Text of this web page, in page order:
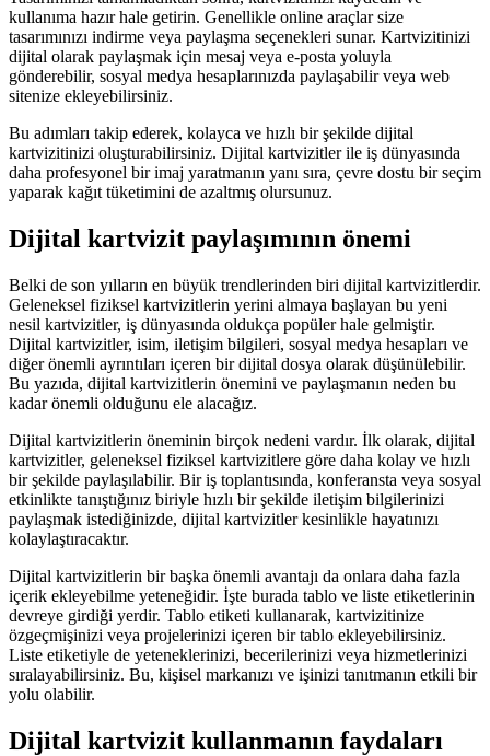
kullanıma hazır hale getirin. Genellikle online araçlar size
tasarımınızı indirme veya paylaşma seçenekleri sunar. Kartvizitinizi
dijital olarak paylaşmak için mesaj veya e-posta yoluyla
gönderebilir, sosyal medya hesaplarınızda paylaşabilir veya web
sitenize ekleyebilirsiniz.
Bu adımları takip ederek, kolayca ve hızlı bir şekilde dijital
kartvizitinizi oluşturabilirsiniz. Dijital kartvizitler ile iş dünyasında
daha profesyonel bir imaj yaratmanın yanı sıra, çevre dostu bir seçim
yaparak kağıt tüketimini de azaltmış olursunuz.
Dijital kartvizit paylaşımının önemi
Belki de son yılların en büyük trendlerinden biri dijital kartvizitlerdir.
Geleneksel fiziksel kartvizitlerin yerini almaya başlayan bu yeni
nesil kartvizitler, iş dünyasında oldukça popüler hale gelmiştir.
Dijital kartvizitler, isim, iletişim bilgileri, sosyal medya hesapları ve
diğer önemli ayrıntıları içeren bir dijital dosya olarak düşünülebilir.
Bu yazıda, dijital kartvizitlerin önemini ve paylaşmanın neden bu
kadar önemli olduğunu ele alacağız.
Dijital kartvizitlerin öneminin birçok nedeni vardır. İlk olarak, dijital
kartvizitler, geleneksel fiziksel kartvizitlere göre daha kolay ve hızlı
bir şekilde paylaşılabilir. Bir iş toplantısında, konferansta veya sosyal
etkinlikte tanıştığınız biriyle hızlı bir şekilde iletişim bilgilerinizi
paylaşmak istediğinizde, dijital kartvizitler kesinlikle hayatınızı
kolaylaştıracaktır.
Dijital kartvizitlerin bir başka önemli avantajı da onlara daha fazla
içerik ekleyebilme yeteneğidir. İşte burada tablo ve liste etiketlerinin
devreye girdiği yerdir. Tablo etiketi kullanarak, kartvizitinize
özgeçmişinizi veya projelerinizi içeren bir tablo ekleyebilirsiniz.
Liste etiketiyle de yeteneklerinizi, becerilerinizi veya hizmetlerinizi
sıralayabilirsiniz. Bu, kişisel markanızı ve işinizi tanıtmanın etkili bir
yolu olabilir.
Dijital kartvizit kullanmanın faydaları